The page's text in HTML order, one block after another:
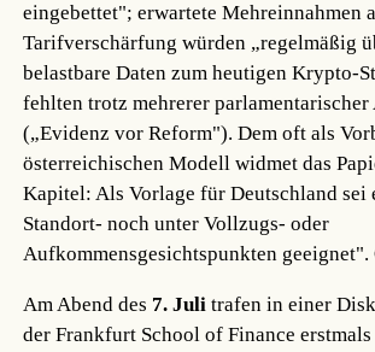
eingebettet"; erwartete Mehreinnahmen
Tarifverschärfung würden „regelmäßig
belastbare Daten zum heutigen Krypto-
fehlten trotz mehrerer parlamentarischer
(„Evidenz vor Reform"). Dem oft als
österreichischen Modell widmet das
Kapitel: Als Vorlage für Deutschland sei
Standort- noch unter Vollzugs- oder
Aufkommensgesichtspunkten geeignet".
Am Abend des 7. Juli trafen in einer
der Frankfurt School of Finance erstmals